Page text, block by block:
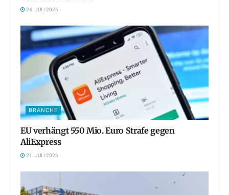
24. JULI 2026
BRANCHE
EU verhängt 550 Mio. Euro Strafe gegen
AliExpress
21. JULI 2026